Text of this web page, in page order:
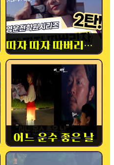
따자 따자 따버리자! 2탄
어느 운수 좋은 날